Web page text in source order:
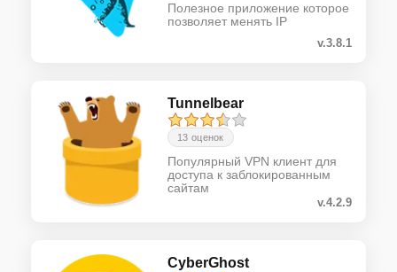
Полезное приложение которое
позволяет менять IP
v.3.8.1
Tunnelbear
13 оценок
Популярный VPN клиент для
доступа к заблокированным
сайтам
v.4.2.9
CyberGhost